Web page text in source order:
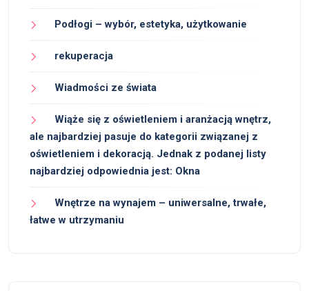
Podłogi – wybór, estetyka, użytkowanie
rekuperacja
Wiadmości ze świata
Wiąże się z oświetleniem i aranżacją wnętrz,
ale najbardziej pasuje do kategorii związanej z
oświetleniem i dekoracją. Jednak z podanej listy
najbardziej odpowiednia jest: Okna
Wnętrze na wynajem – uniwersalne, trwałe,
łatwe w utrzymaniu